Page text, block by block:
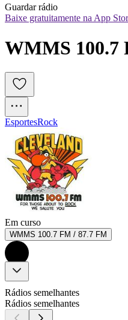
Guardar rádio
Baixe gratuitamente na App
WMMS 100.7
EsportesRock
Em curso
WMMS 100.7 FM / 87.7 FM
Rádios semelhantes
Rádios semelhantes